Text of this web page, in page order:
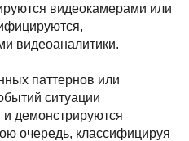
видеокамерами или
видеоаналитики.
паттернов или
ситуации
демонстрируются
очередь, классифицируя